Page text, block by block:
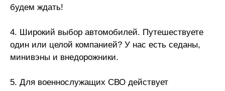
будем ждать!
4. Широкий выбор автомобилей. Путешествуете
один или целой компанией? У нас есть седаны,
минивэны и внедорожники.
5. Для военнослужащих СВО действует